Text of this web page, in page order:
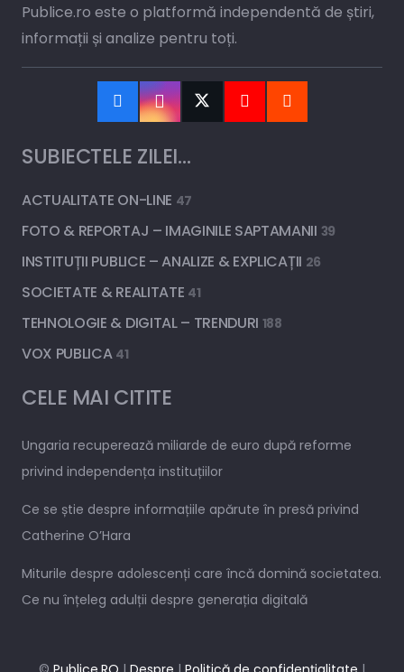
Publice.ro este o platformă independentă de știri,
informații și analize pentru toți.
SUBIECTELE ZILEI…
ACTUALITATE ON-LINE 47
FOTO & REPORTAJ – IMAGINILE SAPTAMANII 39
INSTITUȚII PUBLICE – ANALIZE & EXPLICAȚII 26
SOCIETATE & REALITATE 41
TEHNOLOGIE & DIGITAL – TRENDURI 188
VOX PUBLICA 41
CELE MAI CITITE
Ungaria recuperează miliarde de euro după reforme
privind independența instituțiilor
Ce se știe despre informațiile apărute în presă privind
Catherine O’Hara
Miturile despre adolescenți care încă domină societatea.
Ce nu înțeleg adulții despre generația digitală